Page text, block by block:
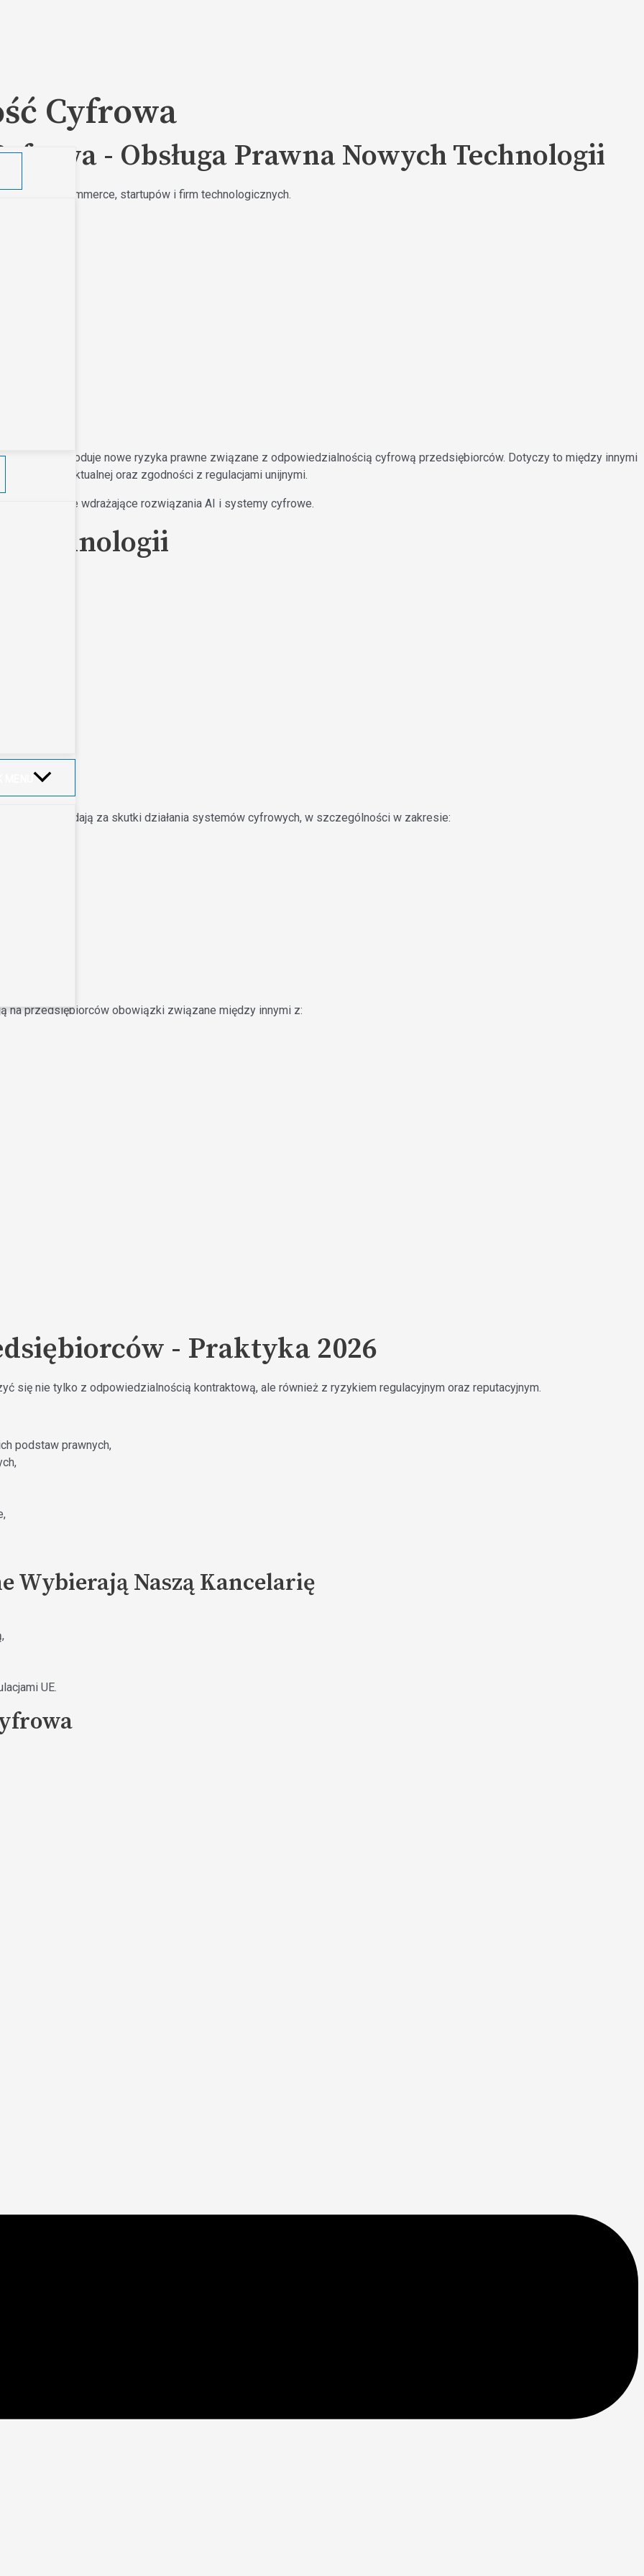
Cyfrowa
- Obsługa Prawna Nowych Technologii
e-commerce, startupów i firm technologicznych.
powoduje nowe ryzyka prawne związane z odpowiedzialnością cyfrową przedsiębiorców. Dotyczy to między innymi
intelektualnej oraz zgodności z regulacjami unijnymi.
wdrażające rozwiązania AI i systemy cyfrowe.
Technologii
odpowiadają za skutki działania systemów cyfrowych, w szczególności w zakresie:
na przedsiębiorców obowiązki związane między innymi z:
- Praktyka 2026
się nie tylko z odpowiedzialnością kontraktową, ale również z ryzykiem regulacyjnym oraz reputacyjnym.
podstaw prawnych,
Wybierają Naszą Kancelarię
UE.